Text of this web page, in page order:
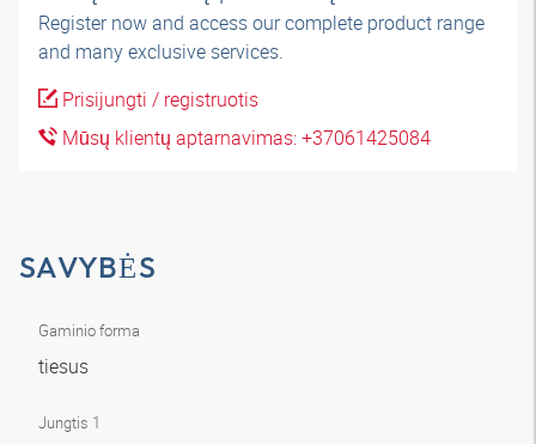
Register now and access our complete product range
and many exclusive services.
Prisijungti / registruotis
Mūsų klientų aptarnavimas: +37061425084
SAVYBĖS
Gaminio forma
tiesus
Jungtis 1